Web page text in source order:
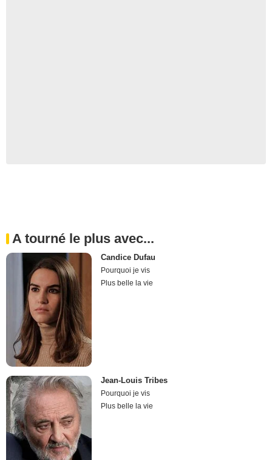
A tourné le plus avec...
Candice Dufau
Pourquoi je vis
Plus belle la vie
Jean-Louis Tribes
Pourquoi je vis
Plus belle la vie